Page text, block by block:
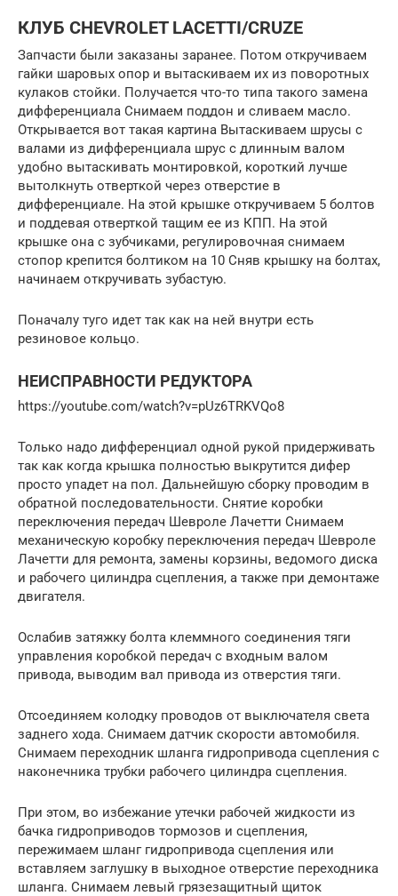
КЛУБ CHEVROLET LACETTI/CRUZE
Запчасти были заказаны заранее. Потом откручиваем
гайки шаровых опор и вытаскиваем их из поворотных
кулаков стойки. Получается что-то типа такого замена
дифференциала Снимаем поддон и сливаем масло.
Открывается вот такая картина Вытаскиваем шрусы с
валами из дифференциала шрус с длинным валом
удобно вытаскивать монтировкой, короткий лучше
вытолкнуть отверткой через отверстие в
дифференциале. На этой крышке откручиваем 5 болтов
и поддевая отверткой тащим ее из КПП. На этой
крышке она с зубчиками, регулировочная снимаем
стопор крепится болтиком на 10 Сняв крышку на болтах,
начинаем откручивать зубастую.
Поначалу туго идет так как на ней внутри есть
резиновое кольцо.
НЕИСПРАВНОСТИ РЕДУКТОРА
https://youtube.com/watch?v=pUz6TRKVQo8
Только надо дифференциал одной рукой придерживать
так как когда крышка полностью выкрутится дифер
просто упадет на пол. Дальнейшую сборку проводим в
обратной последовательности. Снятие коробки
переключения передач Шевроле Лачетти Снимаем
механическую коробку переключения передач Шевроле
Лачетти для ремонта, замены корзины, ведомого диска
и рабочего цилиндра сцепления, а также при демонтаже
двигателя.
Ослабив затяжку болта клеммного соединения тяги
управления коробкой передач с входным валом
привода, выводим вал привода из отверстия тяги.
Отсоединяем колодку проводов от выключателя света
заднего хода. Снимаем датчик скорости автомобиля.
Снимаем переходник шланга гидропривода сцепления с
наконечника трубки рабочего цилиндра сцепления.
При этом, во избежание утечки рабочей жидкости из
бачка гидроприводов тормозов и сцепления,
пережимаем шланг гидропривода сцепления или
вставляем заглушку в выходное отверстие переходника
шланга. Снимаем левый грязезащитный щиток